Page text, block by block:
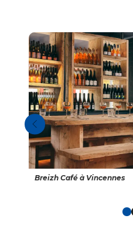
Breizh Café à Vincennes